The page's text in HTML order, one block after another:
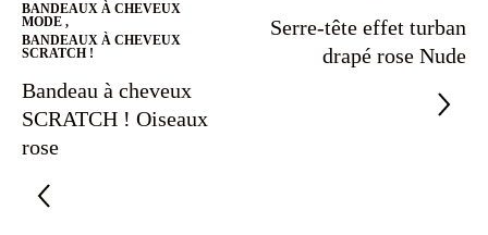
BANDEAUX À CHEVEUX
MODE ,
BANDEAUX À CHEVEUX
SCRATCH !
Bandeau à cheveux
SCRATCH ! Oiseaux
rose
Serre-tête effet turban
drapé rose Nude